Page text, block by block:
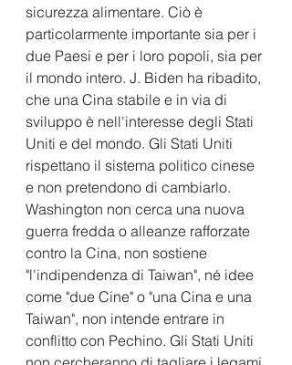
sicurezza alimentare. Ciò è
particolarmente importante sia per i
due Paesi e per i loro popoli, sia per
il mondo intero. J. Biden ha ribadito,
che una Cina stabile e in via di
sviluppo è nell'interesse degli Stati
Uniti e del mondo. Gli Stati Uniti
rispettano il sistema politico cinese
e non pretendono di cambiarlo.
Washington non cerca una nuova
guerra fredda o alleanze rafforzate
contro la Cina, non sostiene
"l'indipendenza di Taiwan", né idee
come "due Cine" o "una Cina e una
Taiwan", non intende entrare in
conflitto con Pechino. Gli Stati Uniti